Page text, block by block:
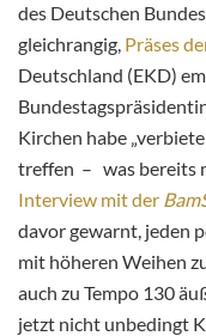
des Deutschen
gleichrangig, Präses
Deutschland (EKD)
Kirchen habe
treffen – was bereits
Interview mit der
davor gewarnt, jeden
mit höheren Weihen
auch zu Tempo 130
jetzt nicht unbedingt